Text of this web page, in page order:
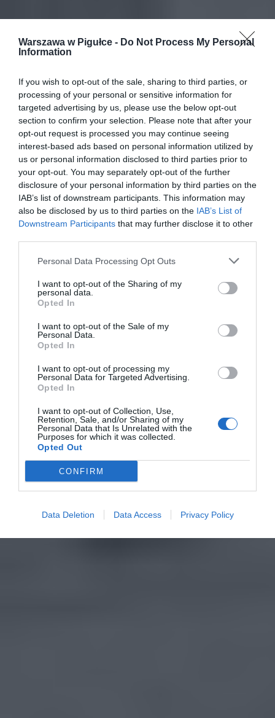
Warszawa w Pigułce - Do Not Process My Personal
Information
If you wish to opt-out of the sale, sharing to third parties, or
processing of your personal or sensitive information for
targeted advertising by us, please use the below opt-out
section to confirm your selection. Please note that after your
opt-out request is processed you may continue seeing
interest-based ads based on personal information utilized by
us or personal information disclosed to third parties prior to
your opt-out. You may separately opt-out of the further
disclosure of your personal information by third parties on the
IAB’s list of downstream participants. This information may
also be disclosed by us to third parties on the IAB’s List of
Downstream Participants that may further disclose it to other
Personal Data Processing Opt Outs
I want to opt-out of the Sharing of my
personal data.
Opted In
I want to opt-out of the Sale of my
Personal Data.
Opted In
I want to opt-out of processing my
Personal Data for Targeted Advertising.
Opted In
I want to opt-out of Collection, Use,
Retention, Sale, and/or Sharing of my
Personal Data that Is Unrelated with the
Purposes for which it was collected.
Opted Out
CONFIRM
Data Deletion Data Access Privacy Policy